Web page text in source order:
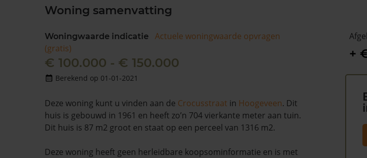
Woning samenvatting
Woningwaarde indicatie
Actuele woningwaarde opvragen
(gratis)
€ 100.000 - € 150.000
Berekend op 01-01-2021
Deze woning kunt u vinden aan de Crocusstraat in Hoogeveen. Dit
huis is gebouwd in 1961 en heeft zo’n 704 vierkante meter aan tuin.
Dit huis is 87 m2 groot en staat op een perceel van 1316 m2.
Deze woning heeft geen herleidbare koopsominformatie en is met
+